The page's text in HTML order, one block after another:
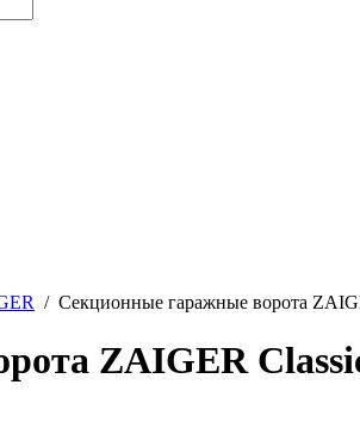
/ Секционные гаражные ворота
ZAIGER